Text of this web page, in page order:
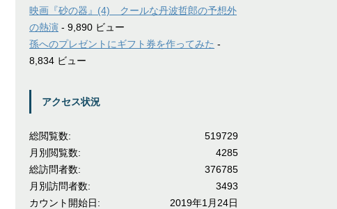
映画『砂の器』(4) クールな丹波哲郎の予想外
の熱演 - 9,890 ビュー
孫へのプレゼントにギフト券を作ってみた -
8,834 ビュー
アクセス状況
519729
総閲覧数:
4285
月別閲覧数:
376785
総訪問者数:
3493
月別訪問者数:
2019年1月24日
カウント開始日: